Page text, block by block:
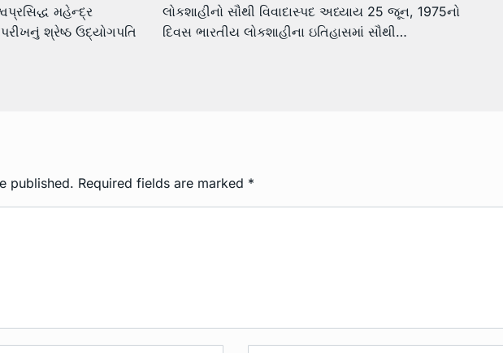
મહેન્દ્ર
શ્રેષ્ઠ ઉદ્યોગપતિ
લોકશાહીનો સૌથી વિવાદાસ્પદ અધ્યાય 25 જૂન, 1975નો
દિવસ ભારતીય લોકશાહીના ઇતિહાસમાં સૌથી…
published. Required fields are marked *